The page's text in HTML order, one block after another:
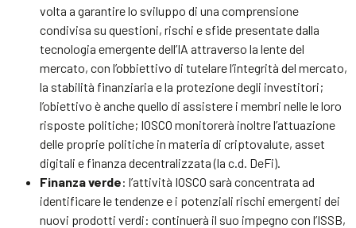
volta a garantire lo sviluppo di una comprensione
condivisa su questioni, rischi e sfide presentate dalla
tecnologia emergente dell’IA attraverso la lente del
mercato, con l’obbiettivo di tutelare l’integrità del mercato,
la stabilità finanziaria e la protezione degli investitori;
l’obiettivo è anche quello di assistere i membri nelle le loro
risposte politiche; IOSCO monitorerà inoltre l’attuazione
delle proprie politiche in materia di criptovalute, asset
digitali e finanza decentralizzata (la c.d. DeFi).
Finanza verde: l’attività IOSCO sarà concentrata ad
identificare le tendenze e i potenziali rischi emergenti dei
nuovi prodotti verdi: continuerà il suo impegno con l’ISSB,